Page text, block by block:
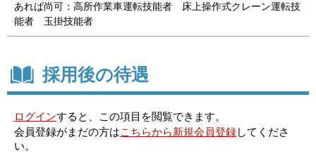
あれば尚可：高所作業車運転技能者 床上操作式クレーン運転技
能者 玉掛技能者
採用後の待遇
ログインすると、この項目を閲覧できます。
会員登録がまだの方はこちらから新規会員登録してくださ
い。